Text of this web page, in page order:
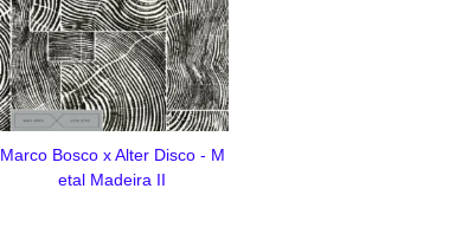
Marco Bosco x Alter Disco - M
etal Madeira II